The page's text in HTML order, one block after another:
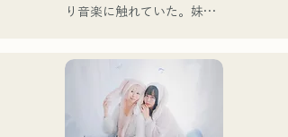
レコーディングやライブの
meowの大晟（Dr.）、the
perfect meの末廣悠弥
（Gt.）、xanadooのS0.
（Ba.）を迎え、活動を行
り音楽に触れていた。妹
家族で音楽を楽しむミュー
ジックファミリー。
10代後半にアメリカへ4年
半留学。